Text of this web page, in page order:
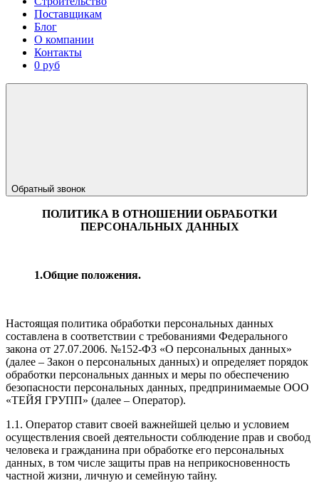
Поставщикам
Блог
О компании
Контакты
0 руб
Обратный звонок
ПОЛИТИКА В ОТНОШЕНИИОБРАБОТКИ
ПЕРСОНАЛЬНЫХ ДАННЫХ
1.Общие положения.
Настоящая политика обработки персональных данных
составлена в соответствии с требованиями Федерального
закона от 27.07.2006. №152-ФЗ «О персональных данных»
(далее – Закон о персональных данных) и определяет порядок
обработки персональных данных и меры по обеспечению
безопасности персональных данных, предпринимаемые ООО
«ТЕЙЯ ГРУПП» (далее – Оператор).
1.1. Оператор ставит своей важнейшей целью и условием
осуществления своей деятельности соблюдение прав и свобод
человека и гражданина при обработке его персональных
данных, в том числе защиты прав на неприкосновенность
частной жизни, личную и семейную тайну.